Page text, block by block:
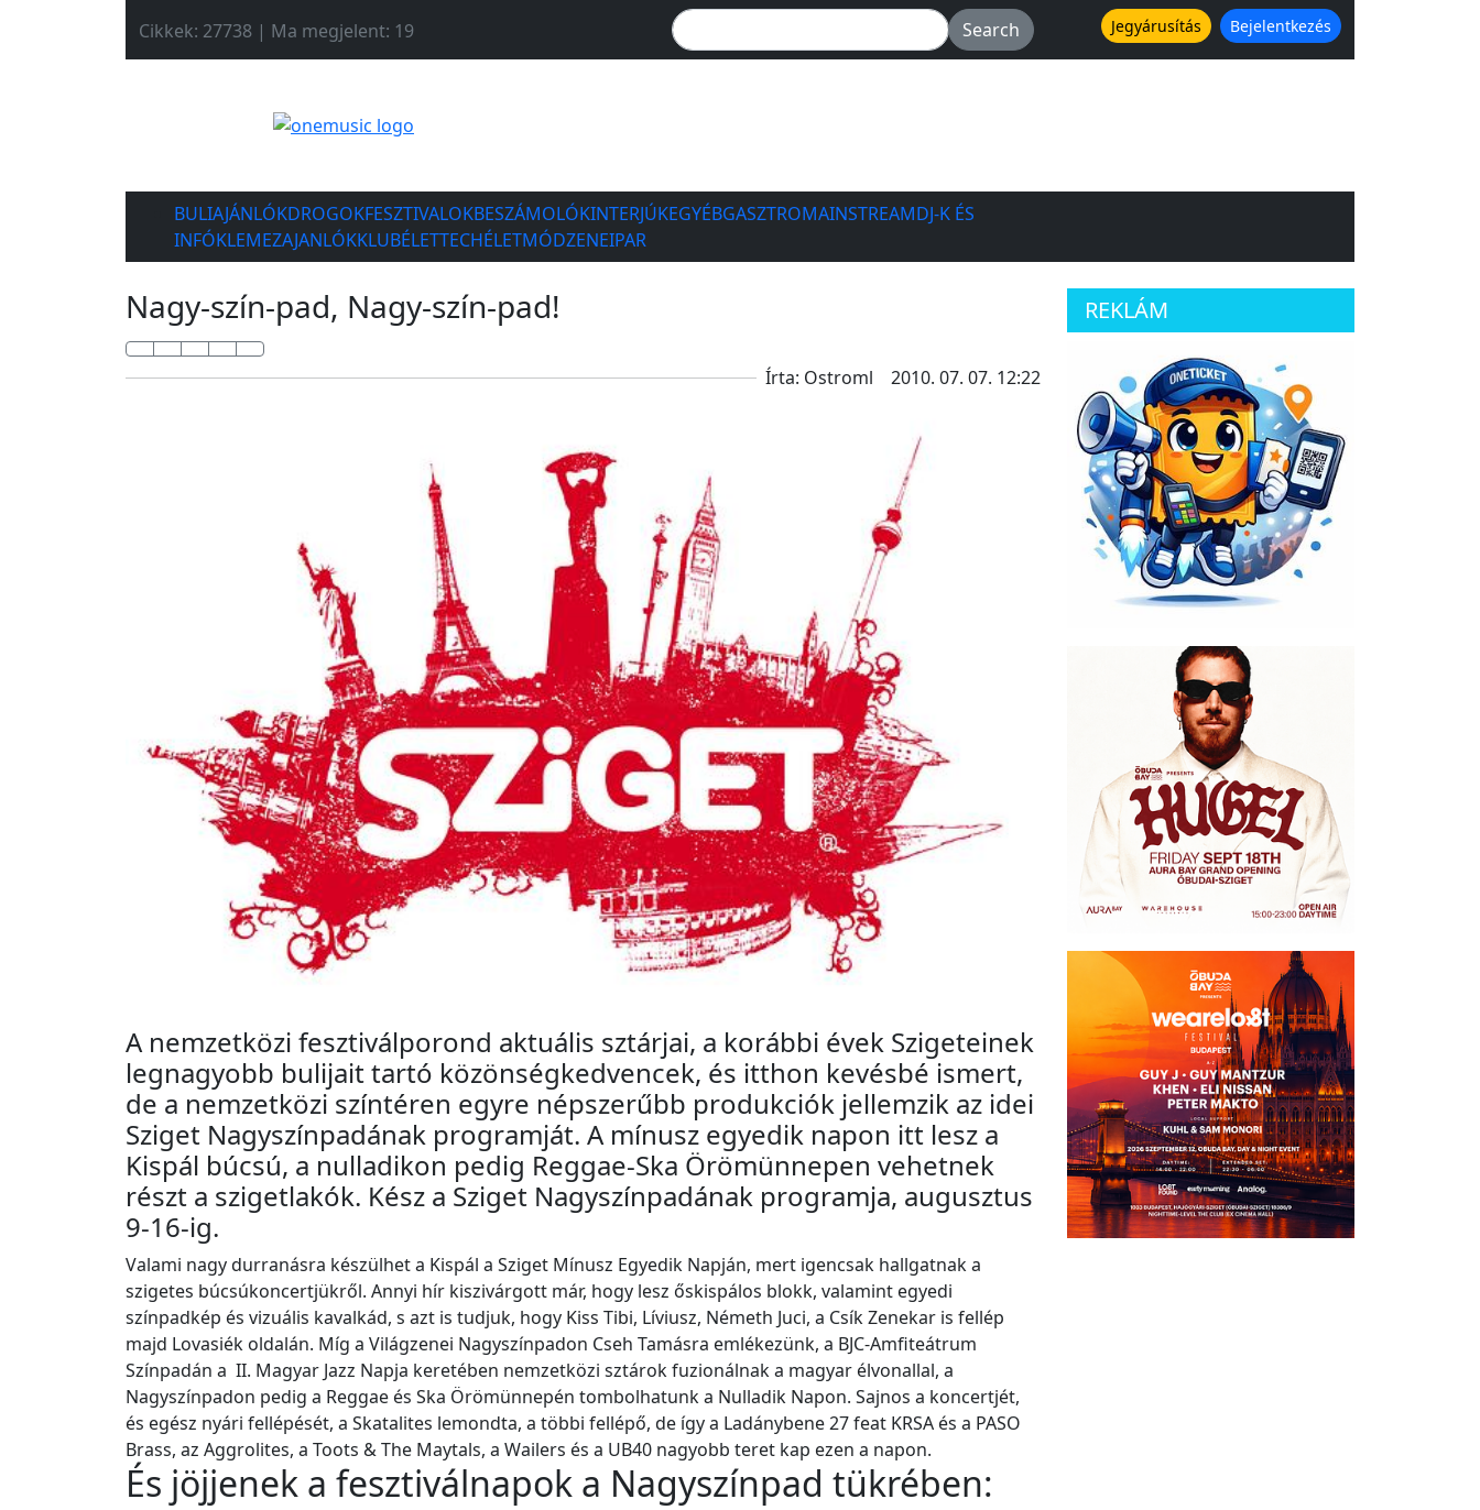
Cikkek: 27738 | Ma megjelent: 19 Jegyárusítás Bejelentkezés
BULIAJÁNLÓKDROGOKFESZTIVALOKBESZÁMOLÓKINTERJÚKEGYÉBGASZTROMAINSTREAMDJ-K ÉS
INFÓKLEMEZAJANLÓKKLUBÉLETTECHÉLETMÓDZENEIPAR
Nagy-szín-pad, Nagy-szín-pad!
Írta: Ostroml 2010. 07. 07. 12:22
A nemzetközi fesztiválporond aktuális sztárjai, a korábbi évek Szigeteinek
legnagyobb bulijait tartó közönségkedvencek, és itthon kevésbé ismert,
de a nemzetközi színtéren egyre népszerűbb produkciók jellemzik az idei
Sziget Nagyszínpadának programját. A mínusz egyedik napon itt lesz a
Kispál búcsú, a nulladikon pedig Reggae-Ska Örömünnepen vehetnek
részt a szigetlakók. Kész a Sziget Nagyszínpadának programja, augusztus
9-16-ig.
Valami nagy durranásra készülhet a Kispál a Sziget Mínusz Egyedik Napján, mert igencsak hallgatnak a
szigetes búcsúkoncertjükről. Annyi hír kiszivárgott már, hogy lesz őskispálos blokk, valamint egyedi
színpadkép és vizuális kavalkád, s azt is tudjuk, hogy Kiss Tibi, Líviusz, Németh Juci, a Csík Zenekar is fellép
majd Lovasiék oldalán. Míg a Világzenei Nagyszínpadon Cseh Tamásra emlékezünk, a BJC-Amfiteátrum
Színpadán a II. Magyar Jazz Napja keretében nemzetközi sztárok fuzionálnak a magyar élvonallal, a
Nagyszínpadon pedig a Reggae és Ska Örömünnepén tombolhatunk a Nulladik Napon. Sajnos a koncertjét,
és egész nyári fellépését, a Skatalites lemondta, a többi fellépő, de így a Ladánybene 27 feat KRSA és a PASO
Brass, az Aggrolites, a Toots & The Maytals, a Wailers és a UB40 nagyobb teret kap ezen a napon.
És jöjjenek a fesztiválnapok a Nagyszínpad tükrében:
REKLÁM